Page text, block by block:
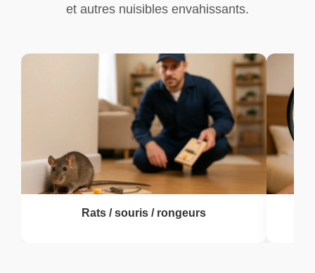
et autres nuisibles envahissants.
Rats / souris / rongeurs